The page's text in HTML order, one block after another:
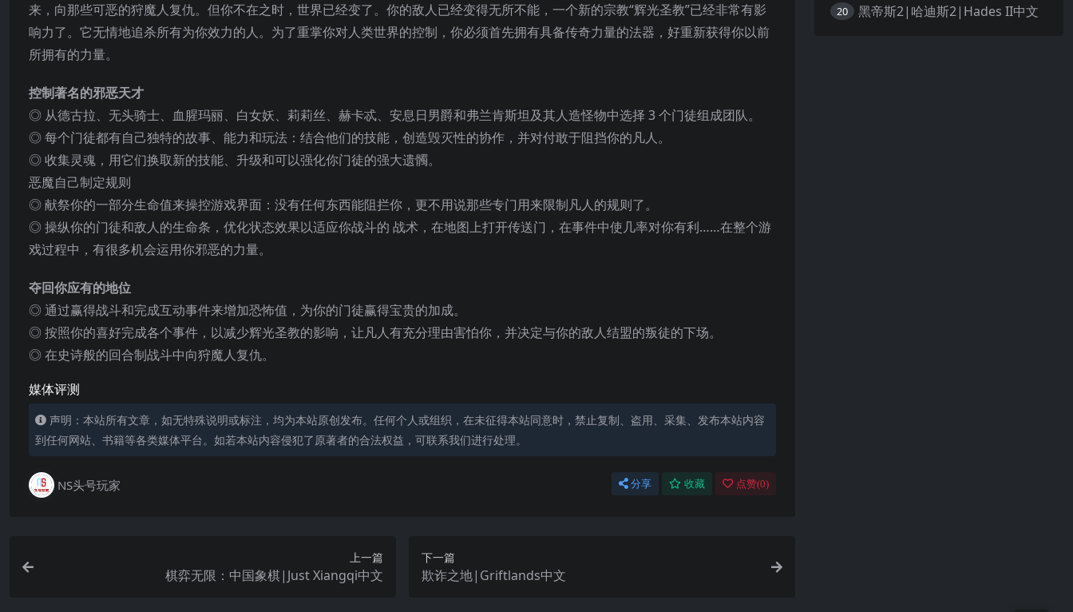
来，向那些可恶的狩魔人复仇。但你不在之时，世界已经变了。你的敌人已经变得无所不能，一个新的宗教“辉光圣教”已经非常有影
响力了。它无情地追杀所有为你效力的人。为了重掌你对人类世界的控制，你必须首先拥有具备传奇力量的法器，好重新获得你以前
所拥有的力量。
控制著名的邪恶天才
◎ 从德古拉、无头骑士、血腥玛丽、白女妖、莉莉丝、赫卡忒、安息日男爵和弗兰肯斯坦及其人造怪物中选择 3 个门徒组成团队。
◎ 每个门徒都有自己独特的故事、能力和玩法：结合他们的技能，创造毁灭性的协作，并对付敢于阻挡你的凡人。
◎ 收集灵魂，用它们换取新的技能、升级和可以强化你门徒的强大遗髑。
恶魔自己制定规则
◎ 献祭你的一部分生命值来操控游戏界面：没有任何东西能阻拦你，更不用说那些专门用来限制凡人的规则了。
◎ 操纵你的门徒和敌人的生命条，优化状态效果以适应你战斗的 战术，在地图上打开传送门，在事件中使几率对你有利……在整个游
戏过程中，有很多机会运用你邪恶的力量。
夺回你应有的地位
◎ 通过赢得战斗和完成互动事件来增加恐怖值，为你的门徒赢得宝贵的加成。
◎ 按照你的喜好完成各个事件，以减少辉光圣教的影响，让凡人有充分理由害怕你，并决定与你的敌人结盟的叛徒的下场。
◎ 在史诗般的回合制战斗中向狩魔人复仇。
媒体评测
声明：本站所有文章，如无特殊说明或标注，均为本站原创发布。任何个人或组织，在未征得本站同意时，禁止复制、盗用、采集、发布本站内容
到任何网站、书籍等各类媒体平台。如若本站内容侵犯了原著者的合法权益，可联系我们进行处理。
NS头号玩家 分享 收藏 点赞(0)
上一篇
棋弈无限：中国象棋|Just Xiangqi中文
下一篇
欺诈之地|Griftlands中文
20 黑帝斯2|哈迪斯2|Hades II中文